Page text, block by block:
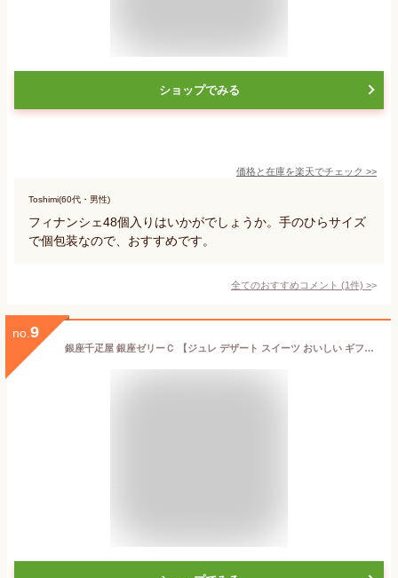
ショップでみる
価格と在庫を楽天でチェック >>
Toshimi(60代・男性)
フィナンシェ48個入りはいかがでしょうか。手のひらサイズ
で個包装なので、おすすめです。
全てのおすすめコメント (1件) >
no. 9
銀座千疋屋 銀座ゼリーＣ 【ジュレ デザート スイーツ おいしい ギフト プレゼント 贈り物 お祝い 内祝い 高級 出産 結婚 詰め合わせ セット お中元 お歳暮 5000】